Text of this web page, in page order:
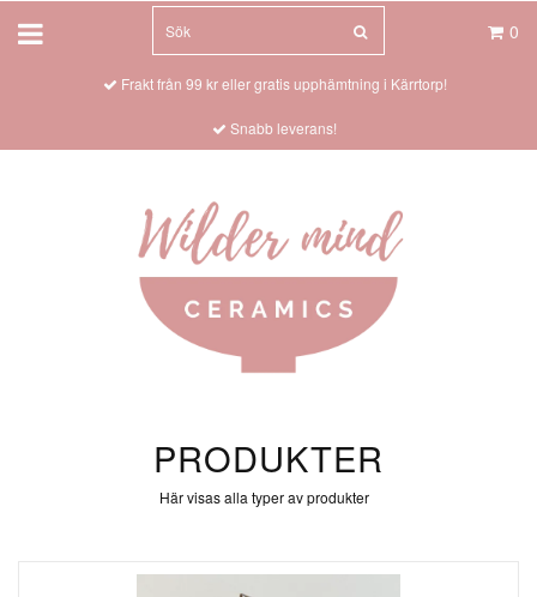
0
Frakt från 99 kr eller gratis upphämtning i Kärrtorp!
Snabb leverans!
PRODUKTER
Här visas alla typer av produkter